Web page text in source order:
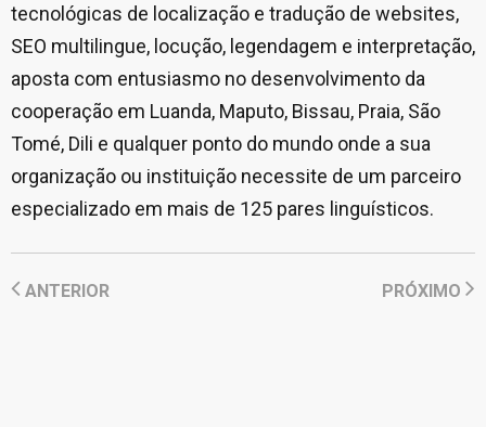
tecnológicas de localização e tradução de websites,
SEO multilingue, locução, legendagem e interpretação,
aposta com entusiasmo no desenvolvimento da
cooperação em Luanda, Maputo, Bissau, Praia, São
Tomé, Dili e qualquer ponto do mundo onde a sua
organização ou instituição necessite de um parceiro
especializado em mais de 125 pares linguísticos.
ANTERIOR PRÓXIMO